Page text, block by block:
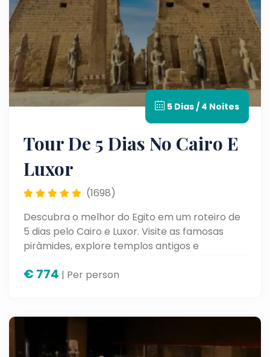
5 Dias / 4 Noites
Tour De 5 Dias No Cairo E
Luxor
(1698)
Descubra o melhor do Egito em um roteiro de
5 dias pelo Cairo e Luxor. Visite as famosas
pirâmides, explore templos antigos e
egípcia com um itinerário bem organizado e
€774 | Per person